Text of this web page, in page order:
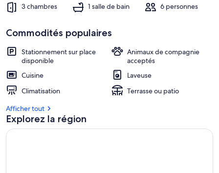
3 chambres 1 salle de bain 6 personnes
Commodités populaires
Stationnement sur place
disponible
Animaux de compagnie
acceptés
Cuisine
Laveuse
Climatisation
Terrasse ou patio
Afficher tout
Explorez la région